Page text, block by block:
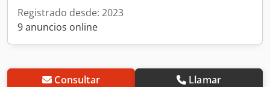
Registrado desde: 2023
9 anuncios online
Consultar Llamar